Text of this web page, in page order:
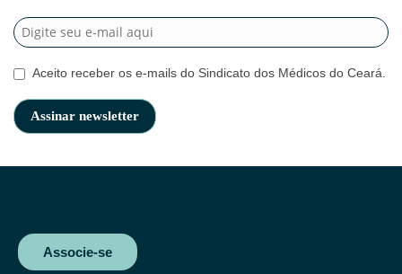
Aceito receber os e-mails do Sindicato dos Médicos do Ceará.
Associe-se